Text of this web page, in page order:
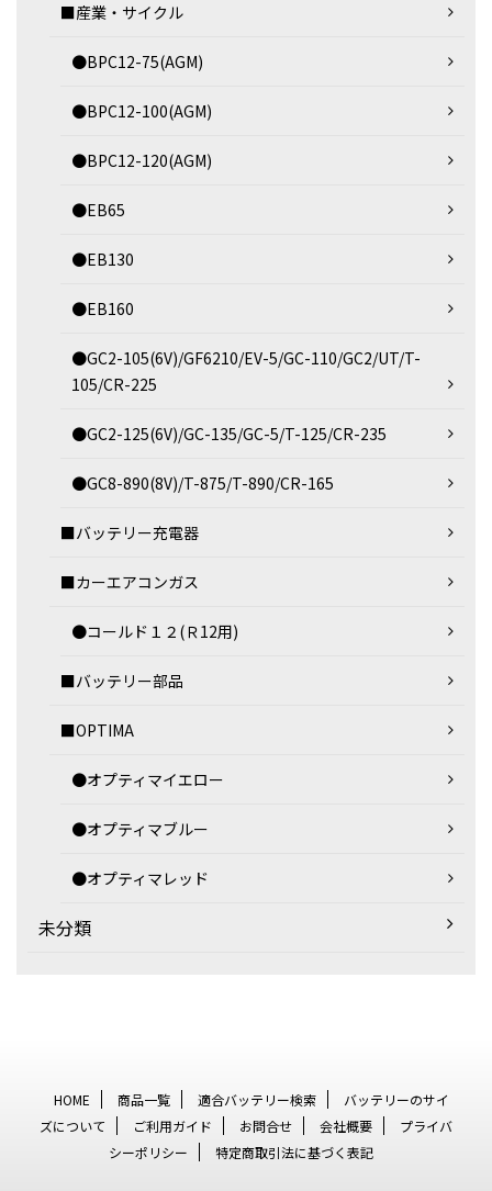
■産業・サイクル
●BPC12-75(AGM)
●BPC12-100(AGM)
●BPC12-120(AGM)
●EB65
●EB130
●EB160
●GC2-105(6V)/GF6210/EV-5/GC-110/GC2/UT/T-
105/CR-225
●GC2-125(6V)/GC-135/GC-5/T-125/CR-235
●GC8-890(8V)/T-875/T-890/CR-165
■バッテリー充電器
■カーエアコンガス
●コールド１２(Ｒ12用)
■バッテリー部品
■OPTIMA
●オプティマイエロー
●オプティマブルー
●オプティマレッド
未分類
HOME 商品一覧 適合バッテリー検索
バッテリーのサイ
ズについて
ご利用ガイド お問合せ 会社概要
プライバ
シーポリシー
特定商取引法に基づく表記